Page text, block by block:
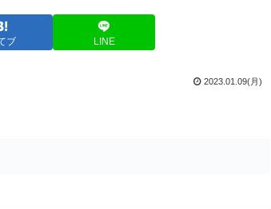
ブ LINE
2023.01.09(月)